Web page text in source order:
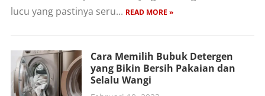
lucu yang pastinya seru... READ MORE »
Cara Memilih Bubuk Detergen
yang Bikin Bersih Pakaian dan
Selalu Wangi